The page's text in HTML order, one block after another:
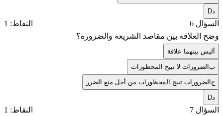
D
السؤال 6
النقاط: 1
وضح العلاقة بين مقاصد الشريعة والضرورة؟
ليس بينهما علاقة
بالضرورات لا تبيح المحظورات
جالضرورات تبيح المحظورات من أجل منع الضرر
D
السؤال 7
النقاط: 1